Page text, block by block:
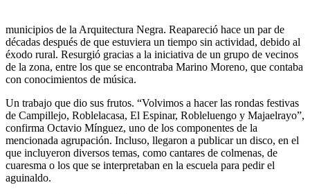
municipios de la Arquitectura Negra. Reapareció hace un par de
décadas después de que estuviera un tiempo sin actividad, debido al
éxodo rural. Resurgió gracias a la iniciativa de un grupo de vecinos
de la zona, entre los que se encontraba Marino Moreno, que contaba
con conocimientos de música.
Un trabajo que dio sus frutos. “Volvimos a hacer las rondas festivas
de Campillejo, Roblelacasa, El Espinar, Robleluengo y Majaelrayo”,
confirma Octavio Mínguez, uno de los componentes de la
mencionada agrupación. Incluso, llegaron a publicar un disco, en el
que incluyeron diversos temas, como cantares de colmenas, de
cuaresma o los que se interpretaban en la escuela para pedir el
aguinaldo.